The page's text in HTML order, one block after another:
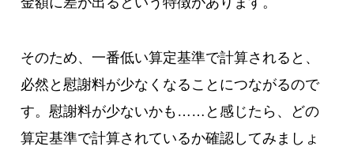
そのため、一番低い算定基準で計算されると、
必然と慰謝料が少なくなることにつながるので
す。慰謝料が少ないかも……と感じたら、どの
算定基準で計算されているか確認してみましょ